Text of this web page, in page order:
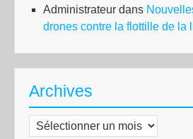
Administrateur dans
drones contre la flottille de la
Archives
Archives